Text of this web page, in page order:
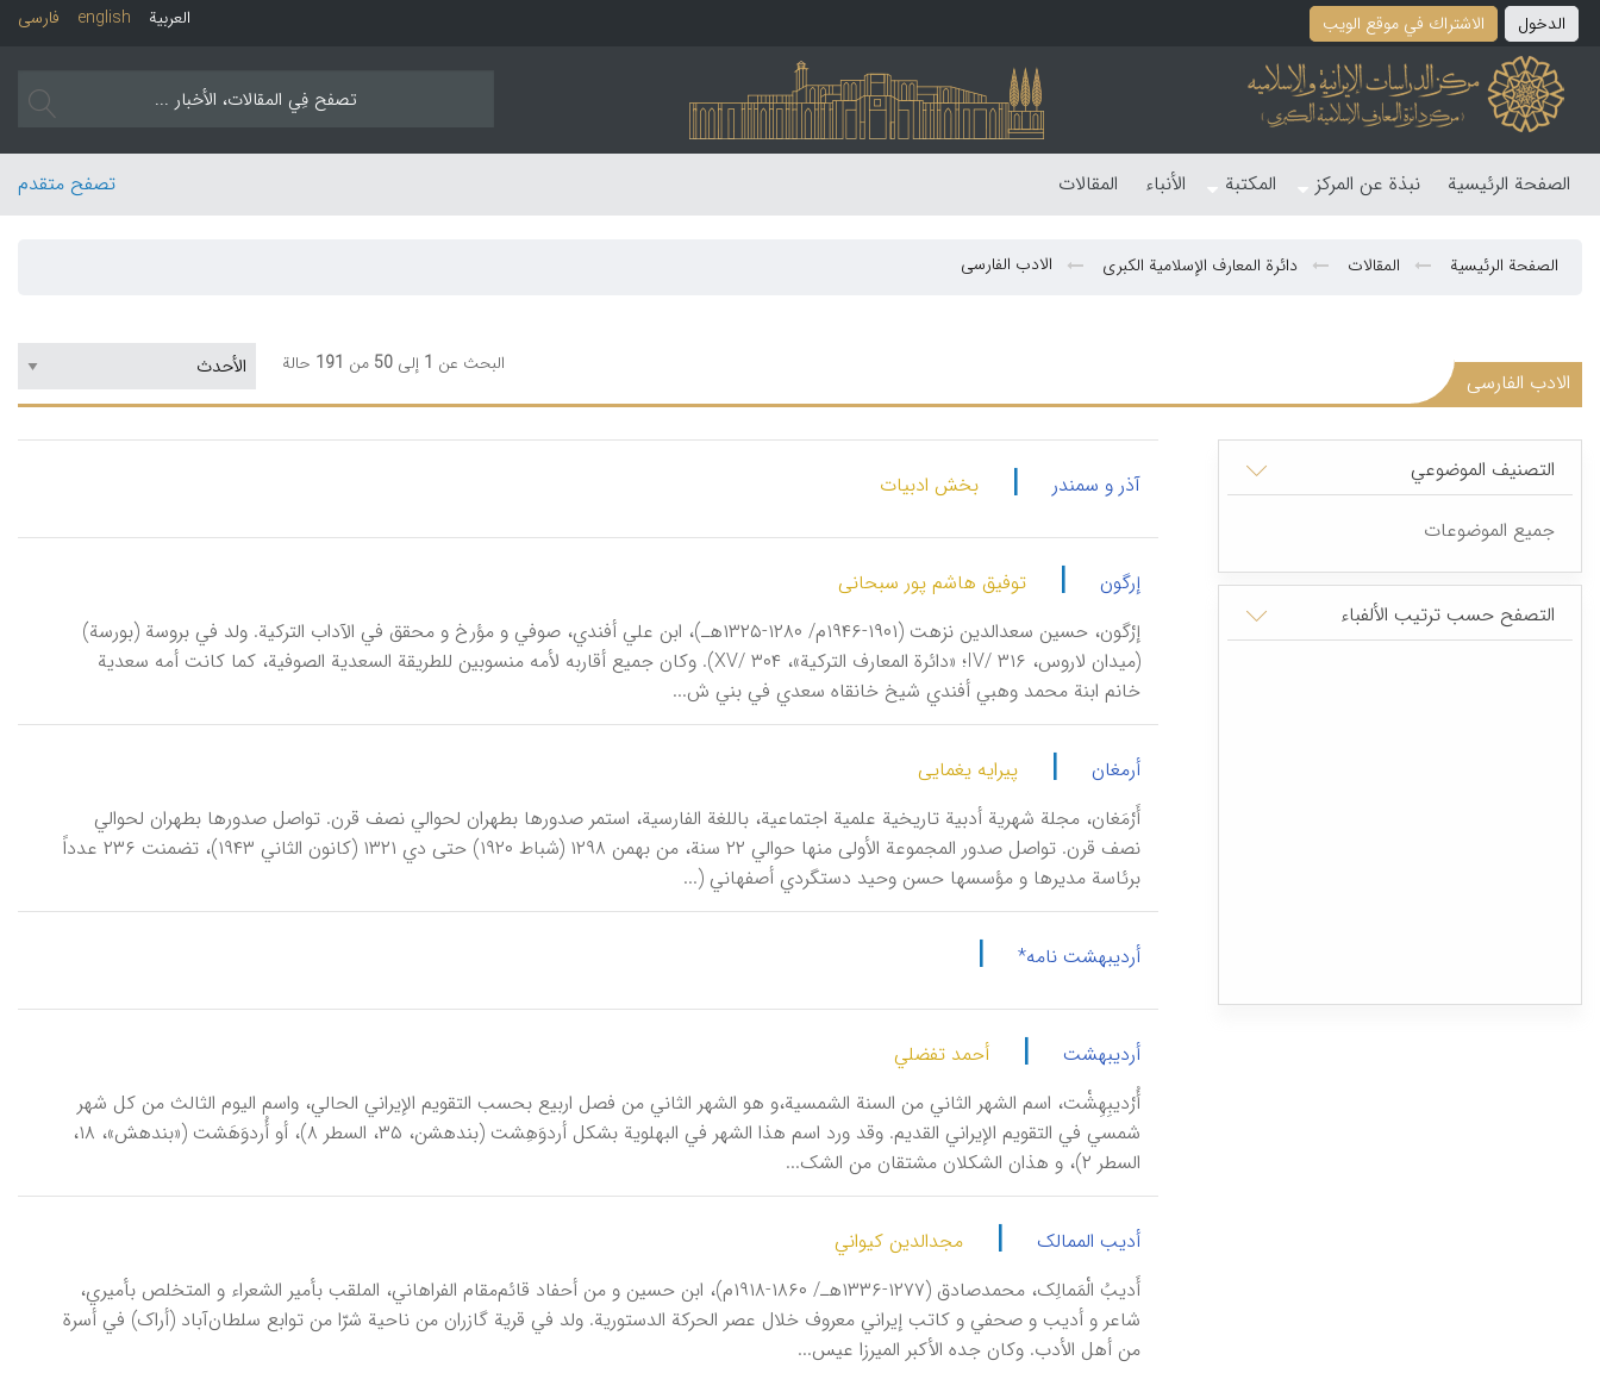
الدخول الاشتراك في موقع الویب فارسی english العربیة
الصفحة الرئیسیة نبذة عن المرکز المکتبة الأنباء المقالات تصفح متقدم
الصفحة الرئیسیة المقالات دائرة المعارف الإسلامیة الکبری الادب الفارسی
الادب الفارسی
البحث عن 1 إلی 50 من 191 حالة
التصنیف الموضوعي
جمیع الموضوعات
التصفح حسب ترتیب الألفباء
آذر و سمندر | بخش ادبیات
إرگون |
توفیق هاشم پور سبحانی
إرْگون، حسین سعدالدین نزهت (۱۹۰۱-۱۹۴۶م/ ۱۲۸۰-۱۳۲۵هـ)، ابن علي أفندي، صوفي و مؤرخ و محقق في الآداب الترکیة. ولد في بروسة (بورسة)
(میدان لاروس، IV/ ۳۱۶؛ «دائرة المعارف الترکیة»، XV/ ۳۰۴). وکان جمیع أقاربه لأمه منسوبین للطریقة السعدیة الصوفیة، کما کانت أمه سعدیة
خانم ابنة محمد وهبي أفندي شیخ خانقاه سعدي في بني ش...
أرمغان |
پیرایه یغمایی
أَرْمَغان، مجلة شهریة أدبیة تاریخیة علمیة اجتماعیة، باللغة الفارسیة، استمر صدورها بطهران لحوالي نصف قرن. تواصل صدورها بطهران لحوالي
نصف قرن. تواصل صدور المجموعة الأولی منها حوالي ۲۲ سنة، من بهمن ۱۲۹۸ (شباط ۱۹۲۰) حتی دي ۱۳۲۱ (کانون الثاني ۱۹۴۳)، تضمنت ۲۳۶ عدداً
برئاسة مدیرها و مؤسسها حسن وحید دستگردي أصفهاني (...
أردیبهشت نامه* |
أردیبهشت |
أحمد تفضلي
أُرْدیبِهِشْت، اسم الشهر الثاني من السنة الشمسیة،و هو الشهر الثاني من فصل اربیع بحسب التقویم الإیراني الحالي، واسم الیوم الثالث من کل شهر
شمسي في التقویم الإیراني القدیم. وقد ورد اسم هذا الشهر في البهلویة بشکل أردوَهِشت (بندهشن، ۳۵، السطر ۸)، أو أُردوَهَشت («بندهش»، ۱۸،
السطر ۲)، و هذان الشکلان مشتقان من الشک...
أدیب الممالک |
مجدالدین کیواني
أَدیبُ الْمَمالِک، محمدصادق (۱۲۷۷-۱۳۳۶هـ/ ۱۸۶۰-۱۹۱۸م)، ابن حسین و من أحفاد قائم‌مقام الفراهاني، الملقب بأمیر الشعراء و المتخلص بأمیري،
شاعر و أدیب و صحفي و کاتب إیراني معروف خلال عصر الحرکة الدستوریة. ولد في قریة گازران من ناحیة شرّا من توابع سلطان‌آباد (أراک) في أسرة
من أهل الأدب. وکان جده الأکبر المیرزا عیس...